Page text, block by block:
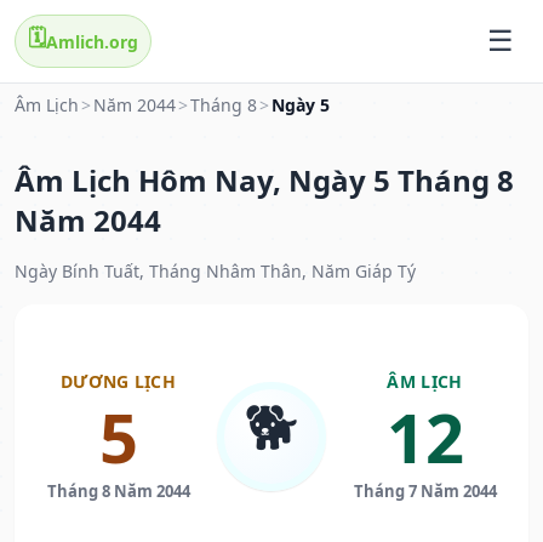
🗓️Amlich.org
Âm Lịch > Năm 2044>Tháng 8> Ngày 5
Âm Lịch Hôm Nay, Ngày 5 Tháng 8
Năm 2044
Ngày Bính Tuất, Tháng Nhâm Thân, Năm Giáp Tý
DƯƠNG LỊCH
5
Tháng 8 Năm 2044
🐕
ÂM LỊCH
12
Tháng 7 Năm 2044